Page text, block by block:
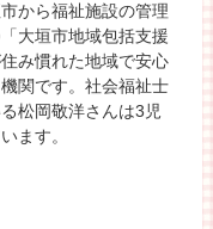
から福祉施設の管理
大垣市地域包括支援
み慣れた地域で安心
関です。社会福祉士
松岡敬洋さんは3児
ます。